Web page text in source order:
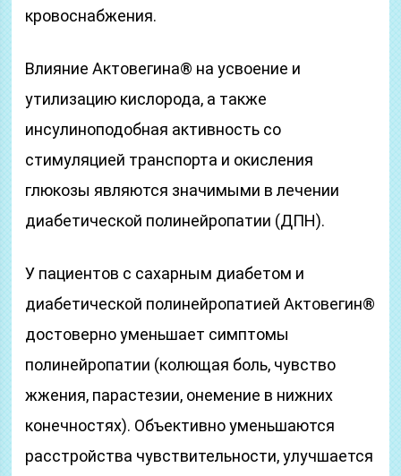
кровоснабжения.
Влияние Актовегина® на усвоение и
утилизацию кислорода, а также
инсулиноподобная активность со
стимуляцией транспорта и окисления
глюкозы являются значимыми в лечении
диабетической полинейропатии (ДПН).
У пациентов с сахарным диабетом и
диабетической полинейропатией Актовегин®
достоверно уменьшает симптомы
полинейропатии (колющая боль, чувство
жжения, парастезии, онемение в нижних
конечностях). Объективно уменьшаются
расстройства чувствительности, улучшается